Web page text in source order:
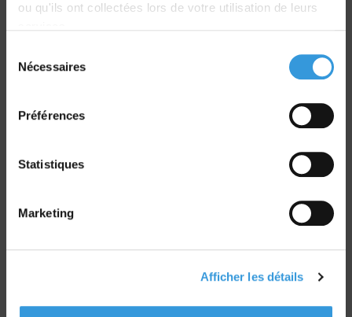
ou qu'ils ont collectées lors de votre utilisation de leurs
Nécessaires
Préférences
Statistiques
Marketing
Afficher les détails